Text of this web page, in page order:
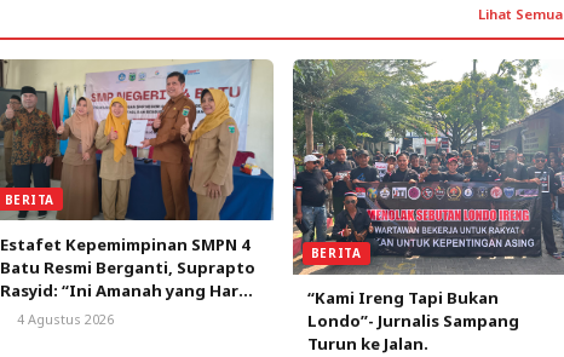
Lihat Semua
BERITA
Estafet Kepemimpinan SMPN 4
Batu Resmi Berganti, Suprapto
Rasyid: “Ini Amanah yang Harus
Dijaga”
4 Agustus 2026
BERITA
“Kami Ireng Tapi Bukan
Londo”- Jurnalis Sampang
Turun ke Jalan.